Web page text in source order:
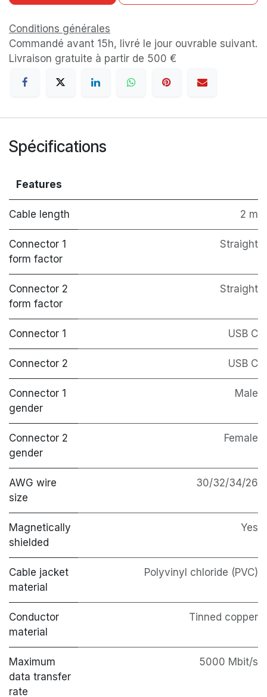
Conditions générales
Commandé avant 15h, livré le jour ouvrable suivant.
Livraison gratuite à partir de 500 €
Spécifications
Features
Cable length 2 m
Connector 1
form factor
Straight
Connector 2
form factor
Straight
Connector 1 USB C
Connector 2 USB C
Connector 1
gender
Male
Connector 2
gender
Female
AWG wire
size
30/32/34/26
Magnetically
shielded
Yes
Cable jacket
material
Polyvinyl chloride (PVC)
Conductor
material
Tinned copper
Maximum
data transfer
rate
5000 Mbit/s